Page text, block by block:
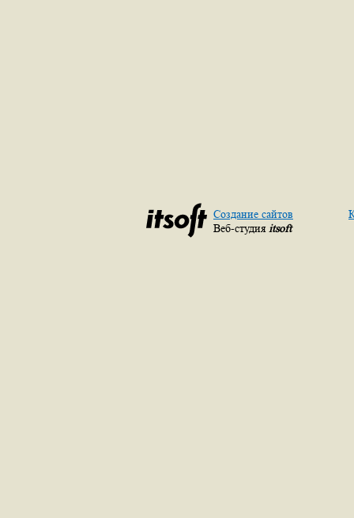
Создание сайтов
Веб-студия itsoft